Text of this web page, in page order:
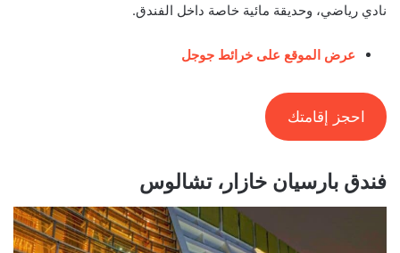
نادي رياضي، وحديقة مائية خاصة داخل الفندق.
عرض الموقع على خرائط جوجل
احجز إقامتك
فندق بارسيان خازار، تشالوس